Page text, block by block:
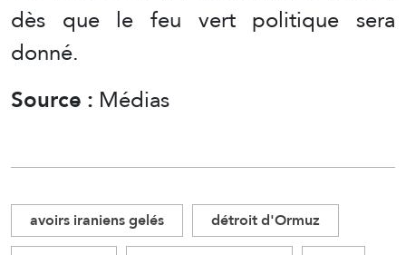
dès que le feu vert politique sera
donné.
Source : Médias
avoirs iraniens gelés
détroit d'Ormuz